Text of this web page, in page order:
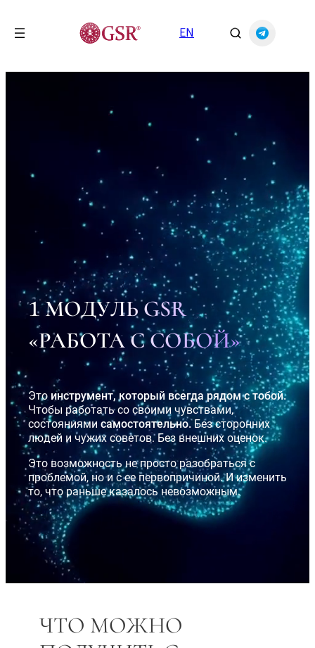
содержимому
EN
1МОДУЛЬ GSR
«РАБОТА С СОБОЙ»
Это инструмент, который всегда рядом с тобой.
Чтобы работать со своими чувствами,
состояниями самостоятельно.Без сторонних
людей и чужих советов. Без внешних оценок.
Это возможность не просто разобраться с
проблемой, но и с ее первопричиной. И изменить
то, что раньше казалось невозможным.
ЧТО МОЖНО